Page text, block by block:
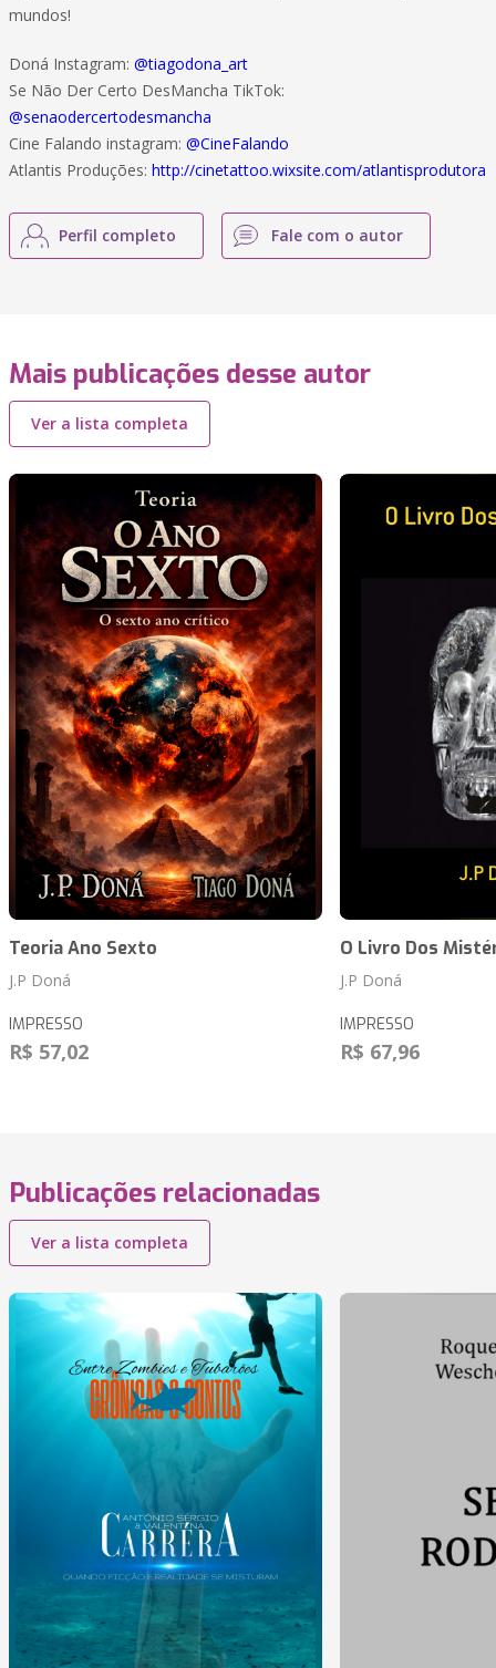
mundos!
Doná Instagram: @tiagodona_art
Se Não Der Certo DesMancha TikTok:
@senaodercertodesmancha
Cine Falando instagram: @CineFalando
Atlantis Produções: http://cinetattoo.wixsite.com/atlantisprodutora
Perfil completo Fale com o autor
Mais publicações desse autor
Ver a lista completa
Teoria Ano Sexto
J.P Doná
IMPRESSO
R$ 57,02
O Livro Dos
J.P Doná
IMPRESSO
R$ 67,96
Publicações relacionadas
Ver a lista completa